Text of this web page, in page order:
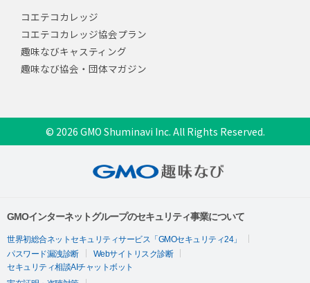
コエテコカレッジ
コエテコカレッジ協会プラン
趣味なびキャスティング
趣味なび協会・団体マガジン
© 2026 GMO Shuminavi Inc. All Rights Reserved.